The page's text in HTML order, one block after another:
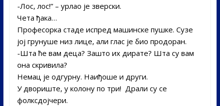
-Лос, лос!” – урлао је зверски.
Чета ђака…
Професорка стаде испред машинске пушке. Сузе
јој грунуше низ лице, али глас је био продоран.­
-Шта ће вам деца? Зашто их дирате? Шта су вам
она скривила?
Немац је одгурну. Наиђоше и други.­
У двориште, у колону по три! ­ Драли су се
фолксдојчери.